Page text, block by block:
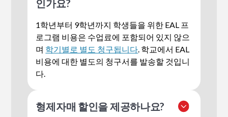
합니다. 궁금한 점이 있으시면 언제든지 저희
리겠습니다. 웹사이트에서 수업료를 확인하
시려면 여기를 클릭하십시오.
인가요?
1학년부터 9학년까지 학생들을 위한 EAL 프
로그램 비용은 수업료에 포함되어 있지 않으
며 학기별로 별도 청구됩니다 . 학교에서 EAL
비용에 대한 별도의 청구서를 발송할 것입니
다.
형제자매 할인을 제공하나요?